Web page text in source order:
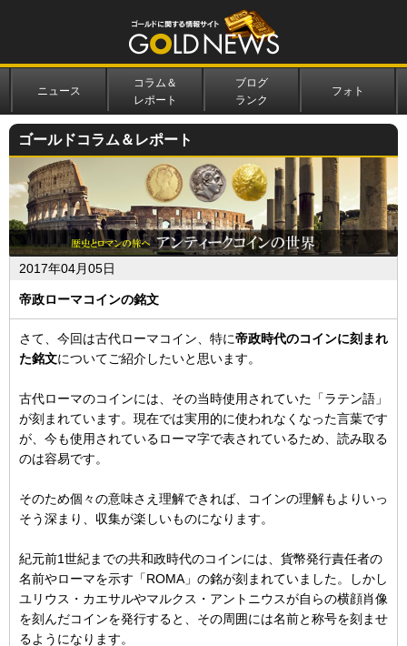
ニュース
コラム＆
レポート
ブログ
ランク
フォト
ゴールドコラム＆レポート
2017年04月05日
帝政ローマコインの銘文
さて、今回は古代ローマコイン、特に帝政時代のコインに刻まれ
た銘文についてご紹介したいと思います。
古代ローマのコインには、その当時使用されていた「ラテン語」
が刻まれています。現在では実用的に使われなくなった言葉です
が、今も使用されているローマ字で表されているため、読み取る
のは容易です。
そのため個々の意味さえ理解できれば、コインの理解もよりいっ
そう深まり、収集が楽しいものになります。
紀元前1世紀までの共和政時代のコインには、貨幣発行責任者の
名前やローマを示す「ROMA」の銘が刻まれていました。しかし
ユリウス・カエサルやマルクス・アントニウスが自らの横顔肖像
を刻んだコインを発行すると、その周囲には名前と称号を刻ませ
るようになります。